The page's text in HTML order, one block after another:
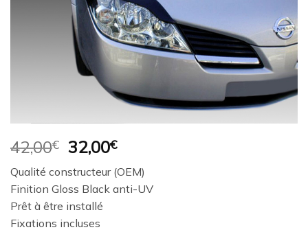
42,00€ Le
initial
était :
42,00€.
32,00€Le
actuel
est :
Qualité constructeur (OEM)
Finition Gloss Black anti-UV
Prêt à être installé
Fixations incluses